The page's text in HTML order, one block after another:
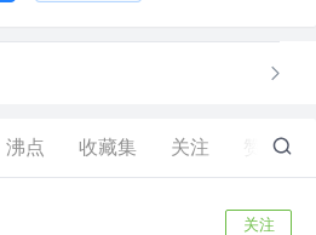
沸点 收藏集 关注 1
关注